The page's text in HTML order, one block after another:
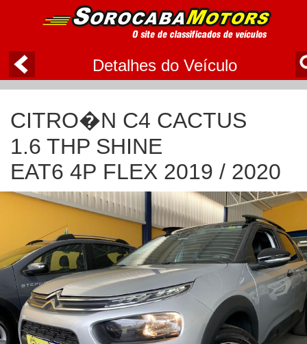
Detalhes do Veículo
CITRO�N C4 CACTUS
1.6 THP SHINE
EAT6 4P FLEX 2019 / 2020